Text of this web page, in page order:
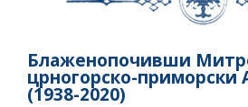
Блаженопочивши
црногорско-приморски
(1938-2020)